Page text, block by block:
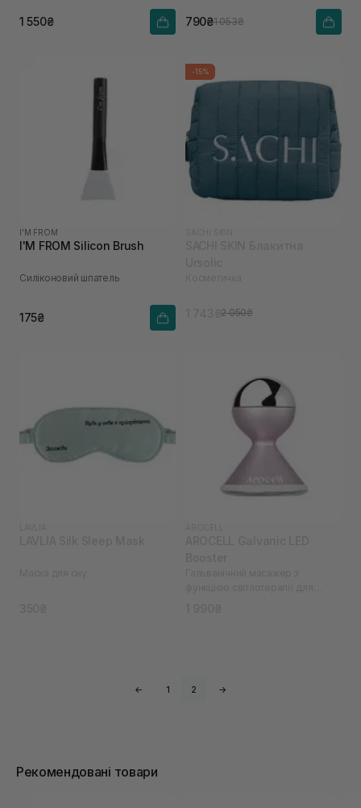
1 550₴ 790₴1 053₴
I'M FROM
I'M FROM Silicon Brush
Силіконовий шпатель
175₴
-15%
1 743₴2 050₴
← 1 2 →
Рекомендовані товари